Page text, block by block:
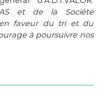
et de la Société
en faveur du tri et du
à poursuivre nos